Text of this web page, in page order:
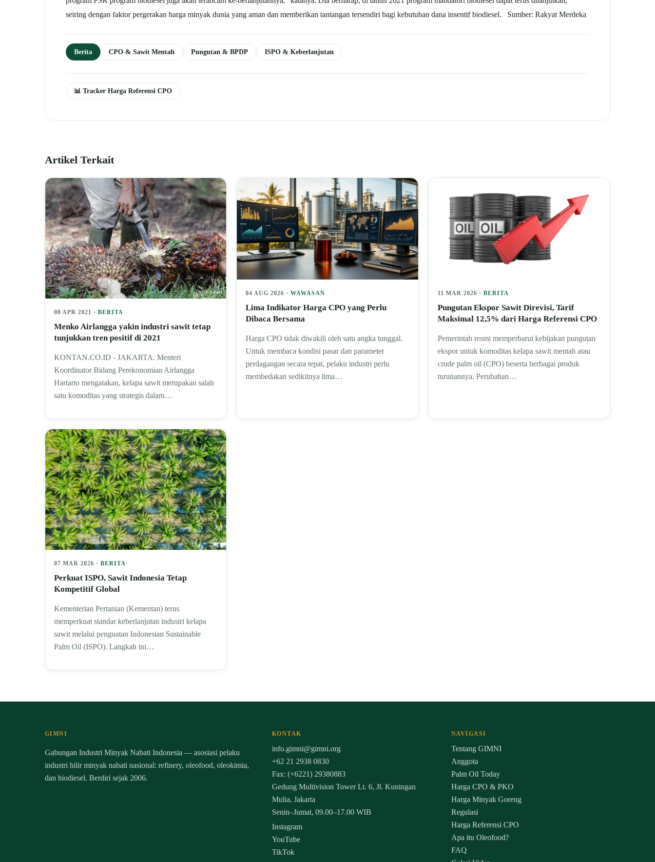
seiring dengan faktor pergerakan harga minyak dunia yang aman dan memberikan tantangan tersendiri bagi kebutuhan dana insentif biodiesel. Sumber: Rakyat Merdeka
Berita CPO & Sawit Mentah Pungutan & BPDP ISPO & Keberlanjutan
📊 Tracker Harga Referensi CPO
Artikel Terkait
08 APR 2021 · BERITA
Menko Airlangga yakin industri sawit tetap
tunjukkan tren positif di 2021
KONTAN.CO.ID - JAKARTA. Menteri
Koordinator Bidang Perekonomian Airlangga
Hartarto mengatakan, kelapa sawit merupakan salah
satu komoditas yang strategis dalam…
04 AUG 2026 ·WAWASAN
Lima Indikator Harga CPO yang Perlu
Dibaca Bersama
Harga CPO tidak diwakili oleh satu angka tunggal.
Untuk membaca kondisi pasar dan parameter
perdagangan secara tepat, pelaku industri perlu
membedakan sedikitnya lima…
11 MAR 2026 · BERITA
Pungutan Ekspor Sawit Direvisi, Tarif
Maksimal 12,5% dari Harga Referensi CPO
Pemerintah resmi memperbarui kebijakan pungutan
ekspor untuk komoditas kelapa sawit mentah atau
crude palm oil (CPO) beserta berbagai produk
turunannya. Perubahan…
07 MAR 2026 · BERITA
Perkuat ISPO, Sawit Indonesia Tetap
Kompetitif Global
Kementerian Pertanian (Kementan) terus
memperkuat standar keberlanjutan industri kelapa
sawit melalui penguatan Indonesian Sustainable
Palm Oil (ISPO). Langkah ini…
GIMNI
Gabungan Industri Minyak Nabati Indonesia — asosiasi pelaku
industri hilir minyak nabati nasional: refinery, oleofood, oleokimia,
dan biodiesel. Berdiri sejak 2006.
KONTAK
info.gimni@gimni.org
+62 21 2938 0830
Fax: (+6221) 29380883
Gedung Multivision Tower Lt. 6, Jl. Kuningan
Mulia, Jakarta
Senin–Jumat, 09.00–17.00 WIB
Instagram
YouTube
TikTok
NAVIGASI
Tentang GIMNI
Anggota
Palm Oil Today
Harga CPO & PKO
Harga Minyak Goreng
Regulasi
Harga Referensi CPO
Apa itu Oleofood?
FAQ